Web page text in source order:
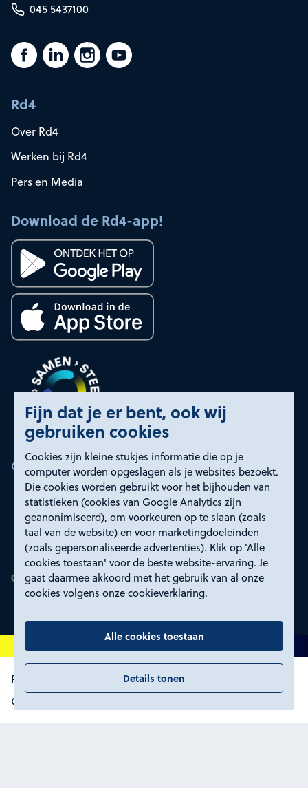
Fijn dat je er bent, ook wij
gebruiken cookies
Cookies zijn kleine stukjes informatie die op je
computer worden opgeslagen als je websites bezoekt.
Die cookies worden gebruikt voor het bijhouden van
statistieken (cookies van Google Analytics zijn
geanonimiseerd), om voorkeuren op te slaan (zoals
taal van de website) en voor marketingdoeleinden
(zoals gepersonaliseerde advertenties). Klik op 'Alle
cookies toestaan' voor de beste website-ervaring. Je
gaat daarmee akkoord met het gebruik van al onze
cookies volgens onze cookieverklaring.
Alle cookies toestaan
Details tonen
045 5437100
Rd4
Over Rd4
Werken bij Rd4
Pers en Media
Download de Rd4-app!
Certificeringen
Proclaimer en toegankelijkheid
Privacyverklaring
Certificeringen